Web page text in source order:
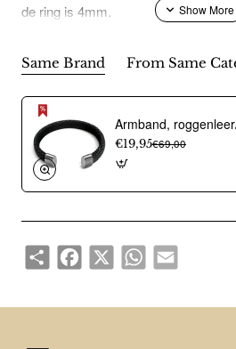
de ring is 4mm.
Same Brand From Same
€19,95€69,00
ShareFacebook
X WhatsAppEmail